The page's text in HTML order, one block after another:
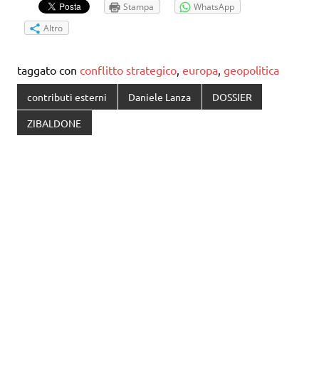
Stampa
WhatsApp
Altro
taggato con conflitto strategico, europa, geopolitica
contributi esterni Daniele Lanza DOSSIER
ZIBALDONE